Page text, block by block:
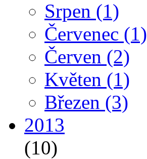
Srpen (1)
Červenec (1)
Červen (2)
Květen (1)
Březen (3)
2013
(10)